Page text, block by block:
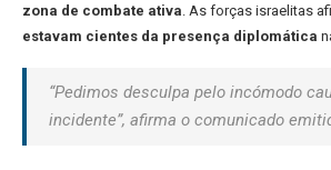
zona de combate ativa . As forças israelitas
estavam cientes da presença diplomática
“Pedimos desculpa pelo incómodo
incidente”, afirma o comunicado